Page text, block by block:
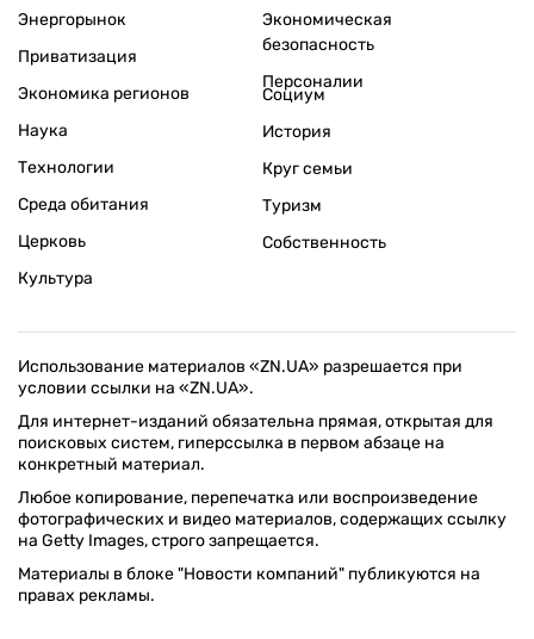
Энергорынок
Приватизация
Экономика регионов
Экономическая
безопасность
Персоналии
Наука
Технологии
Среда обитания
Церковь
Культура
Социум
История
Круг семьи
Туризм
Собственность
Использование материалов «ZN.UA» разрешается при
условии ссылки на «ZN.UA».
Для интернет-изданий обязательна прямая, открытая для
поисковых систем, гиперссылка в первом абзаце на
конкретный материал.
Любое копирование, перепечатка или воспроизведение
фотографических и видео материалов, содержащих ссылку
на Getty Images, строго запрещается.
Материалы в блоке "Новости компаний" публикуются на
правах рекламы.